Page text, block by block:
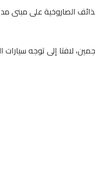
الصاروخية على مبنى
لافتا إلى توجه